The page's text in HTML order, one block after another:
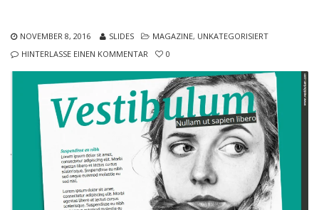
NOVEMBER 8, 2016 SLIDES MAGAZINE, UNKATEGORISIERT
HINTERLASSE EINEN KOMMENTAR
0